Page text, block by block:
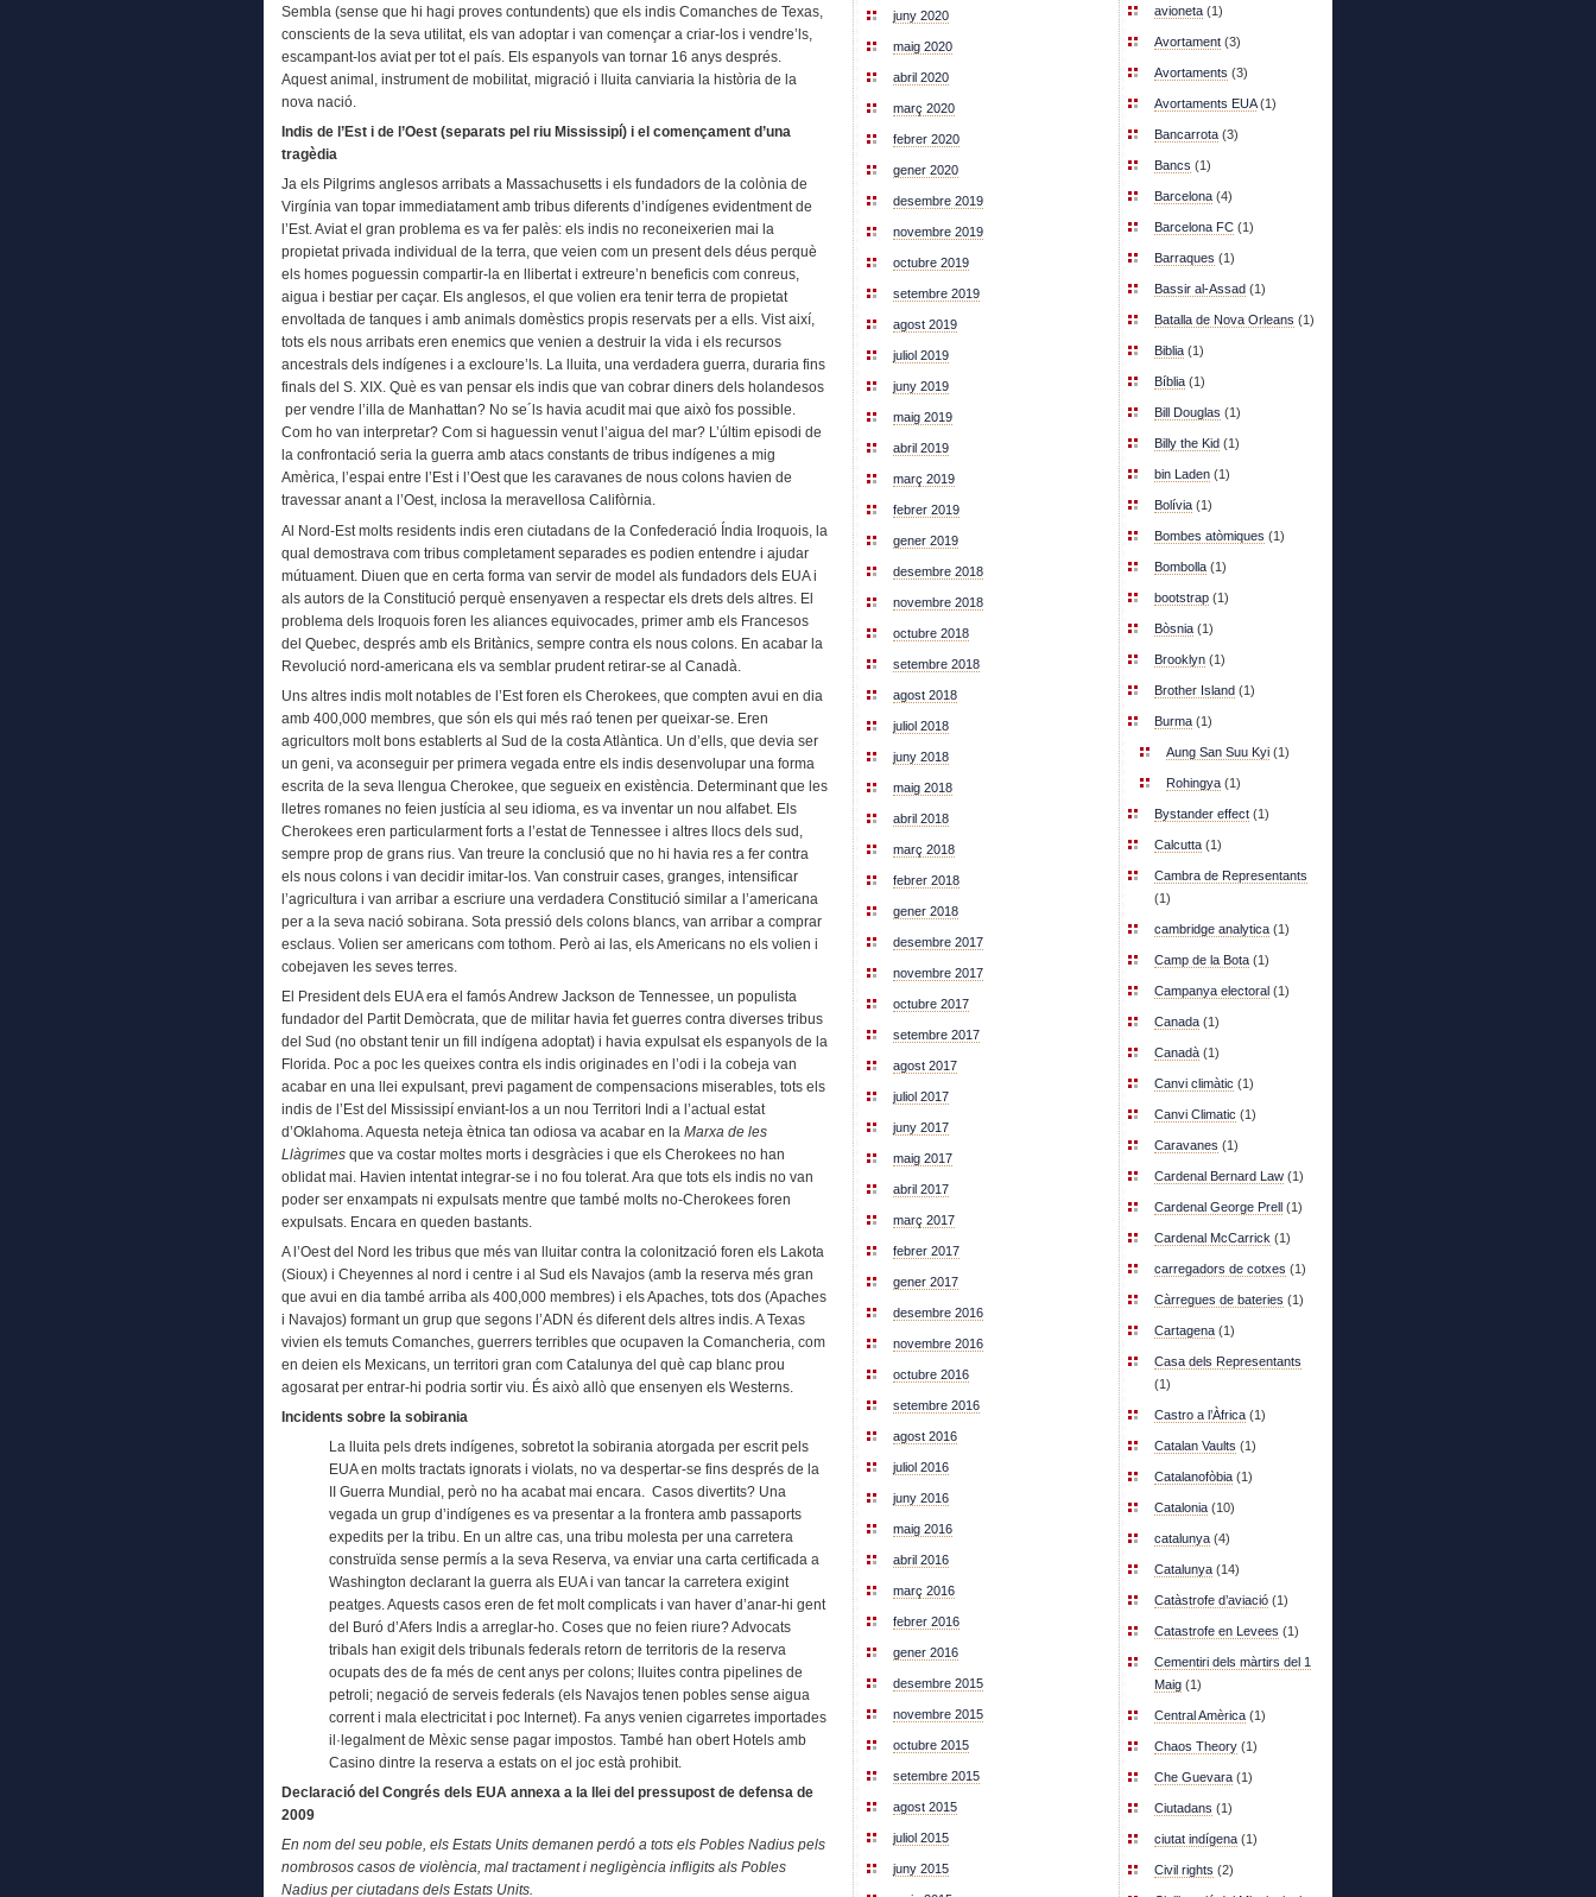
Sembla (sense que hi hagi proves contundents) que els indis Comanches de Texas,
conscients de la seva utilitat, els van adoptar i van començar a criar-los i vendre’ls,
escampant-los aviat per tot el país. Els espanyols van tornar 16 anys després.
Aquest animal, instrument de mobilitat, migració i lluita canviaria la història de la
nova nació.
Indis de l’Est i de l’Oest (separats pel riu Mississipí) i el començament d’una
tragèdia
Ja els Pilgrims anglesos arribats a Massachusetts i els fundadors de la colònia de
Virgínia van topar immediatament amb tribus diferents d’indígenes evidentment de
l’Est. Aviat el gran problema es va fer palès: els indis no reconeixerien mai la
propietat privada individual de la terra, que veien com un present dels déus perquè
els homes poguessin compartir-la en llibertat i extreure’n beneficis com conreus,
aigua i bestiar per caçar. Els anglesos, el que volien era tenir terra de propietat
envoltada de tanques i amb animals domèstics propis reservats per a ells. Vist així,
tots els nous arribats eren enemics que venien a destruir la vida i els recursos
ancestrals dels indígenes i a excloure’ls. La lluita, una verdadera guerra, duraria fins
finals del S. XIX. Què es van pensar els indis que van cobrar diners dels holandesos
per vendre l’illa de Manhattan? No se´ls havia acudit mai que això fos possible.
Com ho van interpretar? Com si haguessin venut l’aigua del mar? L’últim episodi de
la confrontació seria la guerra amb atacs constants de tribus indígenes a mig
Amèrica, l’espai entre l’Est i l’Oest que les caravanes de nous colons havien de
travessar anant a l’Oest, inclosa la meravellosa Califòrnia.
Al Nord-Est molts residents indis eren ciutadans de la Confederació Índia Iroquois, la
qual demostrava com tribus completament separades es podien entendre i ajudar
mútuament. Diuen que en certa forma van servir de model als fundadors dels EUA i
als autors de la Constitució perquè ensenyaven a respectar els drets dels altres. El
problema dels Iroquois foren les aliances equivocades, primer amb els Francesos
del Quebec, després amb els Britànics, sempre contra els nous colons. En acabar la
Revolució nord-americana els va semblar prudent retirar-se al Canadà.
Uns altres indis molt notables de l’Est foren els Cherokees, que compten avui en dia
amb 400,000 membres, que són els qui més raó tenen per queixar-se. Eren
agricultors molt bons establerts al Sud de la costa Atlàntica. Un d’ells, que devia ser
un geni, va aconseguir per primera vegada entre els indis desenvolupar una forma
escrita de la seva llengua Cherokee, que segueix en existència. Determinant que les
lletres romanes no feien justícia al seu idioma, es va inventar un nou alfabet. Els
Cherokees eren particularment forts a l’estat de Tennessee i altres llocs dels sud,
sempre prop de grans rius. Van treure la conclusió que no hi havia res a fer contra
els nous colons i van decidir imitar-los. Van construir cases, granges, intensificar
l’agricultura i van arribar a escriure una verdadera Constitució similar a l’americana
per a la seva nació sobirana. Sota pressió dels colons blancs, van arribar a comprar
esclaus. Volien ser americans com tothom. Però ai las, els Americans no els volien i
cobejaven les seves terres.
El President dels EUA era el famós Andrew Jackson de Tennessee, un populista
fundador del Partit Demòcrata, que de militar havia fet guerres contra diverses tribus
del Sud (no obstant tenir un fill indígena adoptat) i havia expulsat els espanyols de la
Florida. Poc a poc les queixes contra els indis originades en l’odi i la cobeja van
acabar en una llei expulsant, previ pagament de compensacions miserables, tots els
indis de l’Est del Mississipí enviant-los a un nou Territori Indi a l’actual estat
d’Oklahoma. Aquesta neteja ètnica tan odiosa va acabar en la Marxa de les
Llàgrimes que va costar moltes morts i desgràcies i que els Cherokees no han
oblidat mai. Havien intentat integrar-se i no fou tolerat. Ara que tots els indis no van
poder ser enxampats ni expulsats mentre que també molts no-Cherokees foren
expulsats. Encara en queden bastants.
A l’Oest del Nord les tribus que més van lluitar contra la colonització foren els Lakota
(Sioux) i Cheyennes al nord i centre i al Sud els Navajos (amb la reserva més gran
que avui en dia també arriba als 400,000 membres) i els Apaches, tots dos (Apaches
i Navajos) formant un grup que segons l’ADN és diferent dels altres indis. A Texas
vivien els temuts Comanches, guerrers terribles que ocupaven la Comancheria, com
en deien els Mexicans, un territori gran com Catalunya del què cap blanc prou
agosarat per entrar-hi podria sortir viu. És això allò que ensenyen els Westerns.
Incidents sobre la sobirania
La lluita pels drets indígenes, sobretot la sobirania atorgada per escrit pels
EUA en molts tractats ignorats i violats, no va despertar-se fins després de la
II Guerra Mundial, però no ha acabat mai encara. Casos divertits? Una
vegada un grup d’indígenes es va presentar a la frontera amb passaports
expedits per la tribu. En un altre cas, una tribu molesta per una carretera
construïda sense permís a la seva Reserva, va enviar una carta certificada a
Washington declarant la guerra als EUA i van tancar la carretera exigint
peatges. Aquests casos eren de fet molt complicats i van haver d’anar-hi gent
del Buró d’Afers Indis a arreglar-ho. Coses que no feien riure? Advocats
tribals han exigit dels tribunals federals retorn de territoris de la reserva
ocupats des de fa més de cent anys per colons; lluites contra pipelines de
petroli; negació de serveis federals (els Navajos tenen pobles sense aigua
corrent i mala electricitat i poc Internet). Fa anys venien cigarretes importades
il·legalment de Mèxic sense pagar impostos. També han obert Hotels amb
Casino dintre la reserva a estats on el joc està prohibit.
Declaració del Congrés dels EUA annexa a la llei del pressupost de defensa de
2009
En nom del seu poble, els Estats Units demanen perdó a tots els Pobles Nadius pels
nombrosos casos de violència, mal tractament i negligència infligits als Pobles
Nadius per ciutadans dels Estats Units.
juny 2020
maig 2020
abril 2020
març 2020
febrer 2020
gener 2020
desembre 2019
novembre 2019
octubre 2019
setembre 2019
agost 2019
juliol 2019
juny 2019
maig 2019
abril 2019
març 2019
febrer 2019
gener 2019
desembre 2018
novembre 2018
octubre 2018
setembre 2018
agost 2018
juliol 2018
juny 2018
maig 2018
abril 2018
març 2018
febrer 2018
gener 2018
desembre 2017
novembre 2017
octubre 2017
setembre 2017
agost 2017
juliol 2017
juny 2017
maig 2017
abril 2017
març 2017
febrer 2017
gener 2017
desembre 2016
novembre 2016
octubre 2016
setembre 2016
agost 2016
juliol 2016
juny 2016
maig 2016
abril 2016
març 2016
febrer 2016
gener 2016
desembre 2015
novembre 2015
octubre 2015
setembre 2015
agost 2015
juliol 2015
juny 2015
avioneta (1)
Avortament (3)
Avortaments (3)
Avortaments EUA(1)
Bancarrota (3)
Bancs (1)
Barcelona (4)
Barcelona FC (1)
Barraques (1)
Bassir al-Assad (1)
Batalla de Nova Orleans (1)
Biblia (1)
Bíblia (1)
Bill Douglas (1)
Billy the Kid (1)
bin Laden (1)
Bolívia (1)
Bombes atòmiques (1)
Bombolla (1)
bootstrap (1)
Bòsnia (1)
Brooklyn (1)
Brother Island (1)
Burma (1)
Aung San Suu Kyi (1)
Rohingya (1)
Bystander effect (1)
Calcutta (1)
Cambra de Representants
(1)
cambridge analytica (1)
Camp de la Bota (1)
Campanya electoral (1)
Canada (1)
Canadà (1)
Canvi climàtic (1)
Canvi Climatic (1)
Caravanes (1)
Cardenal Bernard Law (1)
Cardenal George Prell (1)
Cardenal McCarrick (1)
carregadors de cotxes (1)
Càrregues de bateries (1)
Cartagena (1)
Casa dels Representants
(1)
Castro a l’Àfrica (1)
Catalan Vaults (1)
Catalanofòbia (1)
Catalonia (10)
catalunya (4)
Catalunya (14)
Catàstrofe d’aviació (1)
Catastrofe en Levees (1)
Cementiri dels màrtirs del 1
Maig (1)
Central Amèrica (1)
Chaos Theory (1)
Che Guevara (1)
Ciutadans (1)
ciutat indígena (1)
Civil rights (2)